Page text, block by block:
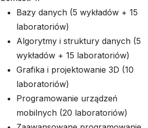
Bazy danych (5 wykładów + 15
laboratoriów)
Algorytmy i struktury danych (5
wykładów + 15 laboratoriów)
Grafika i projektowanie 3D (10
laboratoriów)
Programowanie urządzeń
mobilnych (20 laboratoriów)